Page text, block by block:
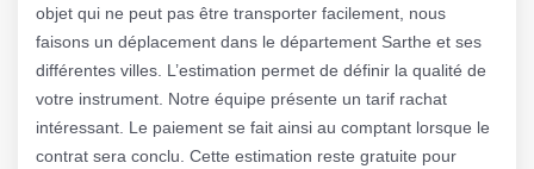
objet qui ne peut pas être transporter facilement, nous
faisons un déplacement dans le département Sarthe et ses
différentes villes. L’estimation permet de définir la qualité de
votre instrument. Notre équipe présente un tarif rachat
intéressant. Le paiement se fait ainsi au comptant lorsque le
contrat sera conclu. Cette estimation reste gratuite pour